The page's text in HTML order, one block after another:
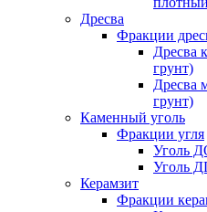
Дресва
Фракции
Дресва
грунт)
Дресва
грунт)
Каменный уголь
Фракции угля
Уголь
Уголь
Керамзит
Фракции